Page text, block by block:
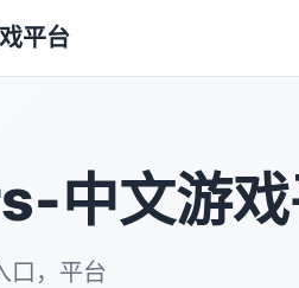
平台
中文游戏
口，平台